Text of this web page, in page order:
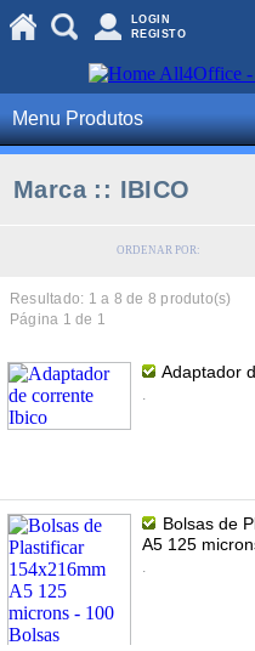
LOGIN
REGISTO
Menu Produtos
Marca :: IBICO
ORDENAR POR:
Resultado: 1 a 8 de 8 produto(s)
Página 1 de 1
Adaptador
.
Bolsas de
A5 125
.